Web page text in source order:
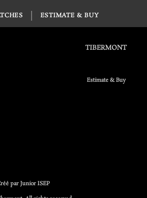
ESTIMATE & BUY
TIBERMONT
Estimate & Buy
par Junior ISEP